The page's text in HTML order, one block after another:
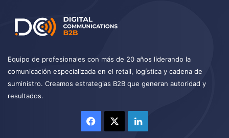
Equipo de profesionales con más de 20 años liderando la
comunicación especializada en el retail, logística y cadena de
suministro. Creamos estrategias B2B que generan autoridad y
resultados.
Facebook LinkedIn